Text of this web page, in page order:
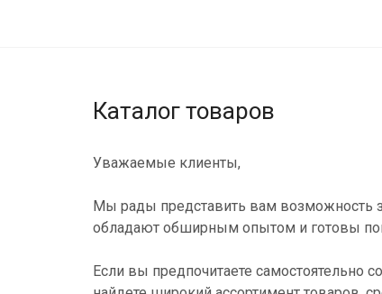
Каталог товаров
Уважаемые клиенты,
Мы рады представить вам возможность
обладают обширным опытом и готовы
Если вы предпочитаете самостоятельно